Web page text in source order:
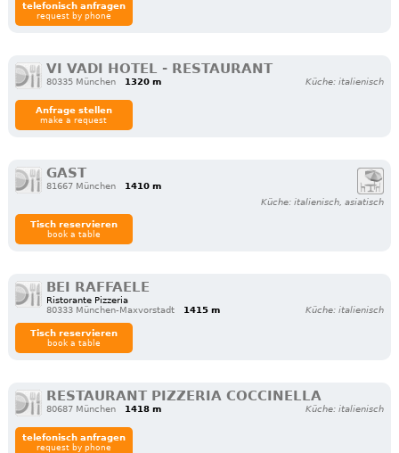
telefonisch anfragen
request by phone
VI VADI HOTEL - RESTAURANT
80335 München 1320 m Küche: italienisch
Anfrage stellen
make a request
GAST
81667 München
1410 m
Küche: italienisch, asiatisch
Tisch reservieren
book a table
BEI RAFFAELE
Ristorante Pizzeria
80333 München-Maxvorstadt
1415 m Küche: italienisch
Tisch reservieren
book a table
RESTAURANT PIZZERIA COCCINELLA
80687 München 1418 m Küche: italienisch
telefonisch anfragen
request by phone